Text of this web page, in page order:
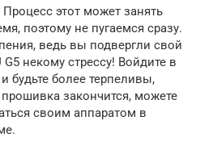
этот может занять
поэтому не пугаемся сразу.
ведь вы подвергли свой
некому стрессу! Войдите в
будьте более терпеливы,
закончится, можете
своим аппаратом в